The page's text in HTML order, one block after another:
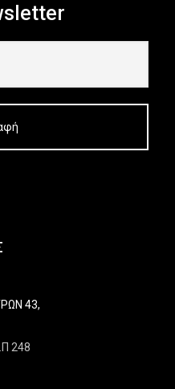
43,
248